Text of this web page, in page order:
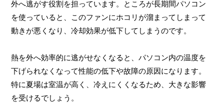
外へ逃がす役割を担っています。ところが長期間パソコン
を使っていると、このファンにホコリが溜まってしまって
動きが悪くなり、冷却効果が低下してしまうのです。
熱を外へ効率的に逃がせなくなると、パソコン内の温度を
下げられなくなって性能の低下や故障の原因になります。
特に夏場は室温が高く、冷えにくくなるため、大きな影響
を受けるでしょう。